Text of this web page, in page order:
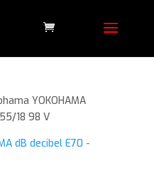
YOKOHAMA
18 98 V